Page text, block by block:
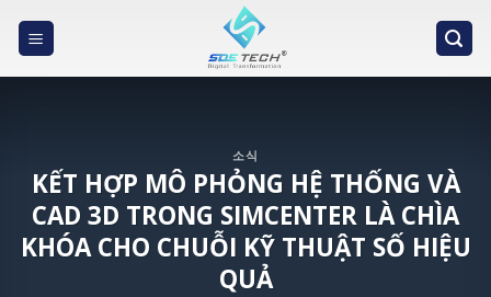
소식
KẾT HỢP MÔ PHỎNG HỆ THỐNG VÀ
CAD 3D TRONG SIMCENTER LÀ CHÌA
KHÓA CHO CHUỖI KỸ THUẬT SỐ HIỆU
QUẢ